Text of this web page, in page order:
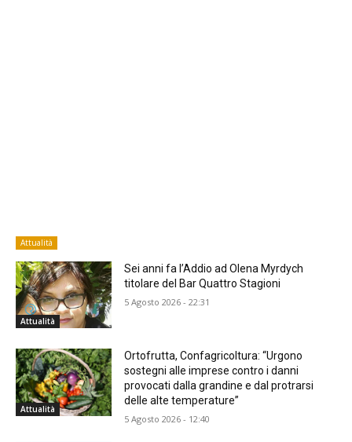
Attualità
Attualità
Sei anni fa l’Addio ad Olena Myrdych
titolare del Bar Quattro Stagioni
5 Agosto 2026 - 22:31
Attualità
Ortofrutta, Confagricoltura: “Urgono
sostegni alle imprese contro i danni
provocati dalla grandine e dal protrarsi
delle alte temperature”
5 Agosto 2026 - 12:40